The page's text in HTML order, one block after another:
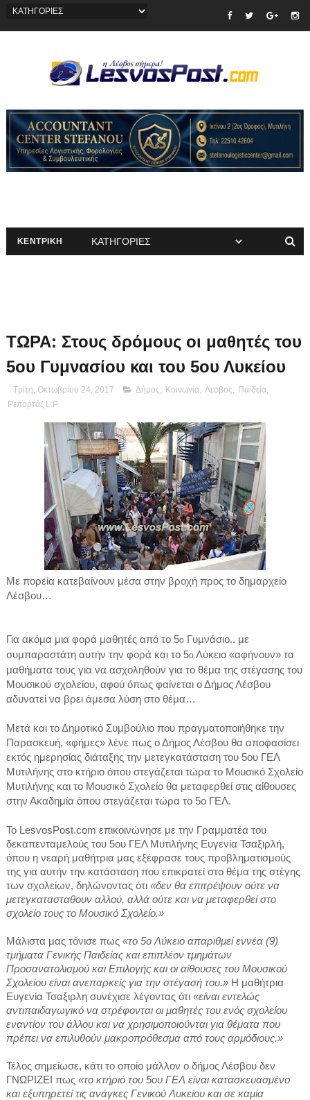
ΚΕΝΤΡΙΚΗ
ΤΩΡΑ: Στους δρόμους οι μαθητές του
5ου Γυμνασίου και του 5ου Λυκείου
Τρίτη, Οκτωβρίου 24, 2017 Δήμος Κοινωνία, Λεσβος Παιδεία,
Ρεπορτάζ L.P
Με πορεία κατεβαίνουν μέσα στην βροχή προς το δημαρχείο
Λέσβου…
Για ακόμα μια φορά μαθητές από το 5ο Γυμνάσιο.. με
συμπαραστάτη αυτήν την φορά και το 5ο Λύκειο «αφήνουν» τα
μαθήματα τους για να ασχοληθούν για το θέμα της στέγασης του
Μουσικού σχολείου, αφού όπως φαίνεται ο Δήμος Λέσβου
αδυνατεί να βρει άμεσα λύση στο θέμα…
Μετά και το Δημοτικό Συμβούλιο που πραγματοποιήθηκε την
Παρασκευή, «φήμες» λένε πως ο Δήμος Λέσβου θα αποφασίσει
εκτός ημερησίας διάταξης την μετεγκατάσταση του 5ου ΓΕΛ
Μυτιλήνης στο κτήριο όπου στεγάζεται τώρα το Μουσικό Σχολείο
Μυτιλήνης και το Μουσικό Σχολείο θα μεταφερθεί στις αίθουσες
στην Ακαδημία όπου στεγάζεται τώρα το 5ο ΓΕΛ.
Το LesvosPost.com επικοινώνησε με την Γραμματέα του
δεκαπενταμελούς του 5ου ΓΕΛ Μυτιλήνης Ευγενία Τσαξιρλή,
όπου η νεαρή μαθήτρια μας εξέφρασε τους προβληματισμούς
της για αυτήν την κατάσταση που επικρατεί στο θέμα της στέγης
των σχολείων, δηλώνοντας ότι «δεν θα επιτρέψουν ούτε να
μετεγκατασταθουν αλλού, αλλά ούτε και να μεταφερθεί στο
σχολείο τους το Μουσικό Σχολείο.»
Μάλιστα μας τόνισε πως «το 5ο Λύκειο απαριθμεί εννέα (9)
τμήματα Γενικής Παιδείας και επιπλέον τμημάτων
Προσανατολισμού και Επιλογής και οι αίθουσες του Μουσικού
Σχολείου είναι ανεπαρκείς για την στέγασή του.» Η μαθήτρια
Ευγενία Τσαξιρλη συνέχισε λέγοντας ότι «είναι εντελώς
αντιπαιδαγωγικό να στρέφονται οι μαθητές του ενός σχολείου
εναντίον του άλλου και να χρησιμοποιούνται για θέματα που
πρέπει να επιλυθούν μακροπρόθεσμα από τους αρμόδιους.»
Τέλος σημείωσε, κάτι το οποίο μάλλον ο δήμος Λέσβου δεν
ΓΝΩΡΙΖΕΙ πως «το κτήριό του 5ου ΓΕΛ είναι κατασκευασμένο
και εξυπηρετεί τις ανάγκες Γενικού Λυκείου και σε καμία